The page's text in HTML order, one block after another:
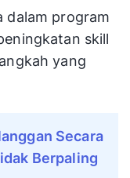
dalam program
skill
yang
Secara
Berpaling